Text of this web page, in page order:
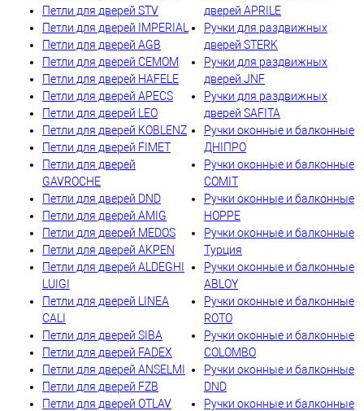
Петли для дверей STV
Петли для дверей IMPERIAL
Петли для дверей AGB
Петли для дверей CEMOM
Петли для дверей HAFELE
Петли для дверей APECS
Петли для дверей LEO
Петли для дверей KOBLENZ
Петли для дверей FIMET
Петли для дверей
GAVROCHE
Петли для дверей DND
Петли для дверей AMIG
Петли для дверей MEDOS
Петли для дверей AKPEN
Петли для дверей ALDEGHI
LUIGI
Петли для дверей LINEA
CALI
Петли для дверей SIBA
Петли для дверей FADEX
Петли для дверей ANSELMI
Петли для дверей FZB
Петли для дверей OTLAV
дверей APRILE
Ручки для раздвижных
дверей STERK
Ручки для раздвижных
дверей JNF
Ручки для раздвижных
дверей SAFITA
Ручки оконные и балконные
ДНІПРО
Ручки оконные и балконные
COMIT
Ручки оконные и балконные
HOPPE
Ручки оконные и балконные
Турция
Ручки оконные и балконные
ABLOY
Ручки оконные и балконные
ROTO
Ручки оконные и балконные
COLOMBO
Ручки оконные и балконные
DND
Ручки оконные и балконные